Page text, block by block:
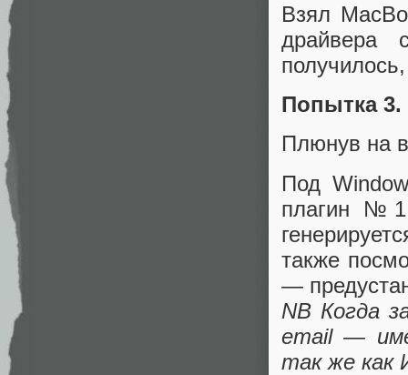
Взял
драйвера
Попытка 3.
Плюнув на
Под
плагин №1
также
—
NB Когда
email —
так же как